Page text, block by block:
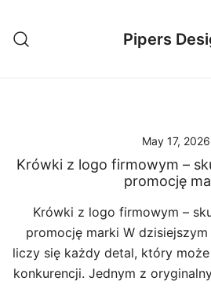
content
Pipers
May 17, 2026
Krówki z logo firmowym –
promocję
Krówki z logo firmowym –
promocję marki W
liczy się każdy detal, który
konkurencji. Jednym z